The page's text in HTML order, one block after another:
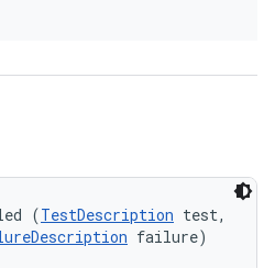
(TestDescription test,
failure)